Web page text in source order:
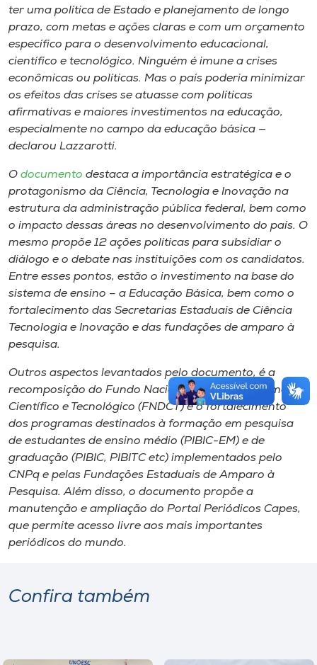
ter uma política de Estado e planejamento de longo
prazo, com metas e ações claras e com um orçamento
específico para o desenvolvimento educacional,
científico e tecnológico. Ninguém é imune a crises
econômicas ou políticas. Mas o país poderia minimizar
os efeitos das crises se atuasse com políticas
afirmativas e maiores investimentos na educação,
especialmente no campo da educação básica —
declarou Lazzarotti.
O documento destaca a importância estratégica e o
protagonismo da Ciência, Tecnologia e Inovação na
estrutura da administração pública federal, bem como
o impacto dessas áreas no desenvolvimento do país. O
mesmo propõe 12 ações políticas para subsidiar o
diálogo e o debate nas instituições com os candidatos.
Entre esses pontos, estão o investimento na base do
sistema de ensino – a Educação Básica, bem como o
fortalecimento das Secretarias Estaduais de Ciência
Tecnologia e Inovação e das fundações de amparo à
pesquisa.
Outros aspectos levantados pelo documento, é a
recomposição do Fundo Nacional de Desenvolvimento
Científico e Tecnológico (FNDCT) e o fortalecimento
dos programas destinados à formação em pesquisa
de estudantes de ensino médio (PIBIC-EM) e de
graduação (PIBIC, PIBITC etc) implementados pelo
CNPq e pelas Fundações Estaduais de Amparo à
Pesquisa. Além disso, o documento propõe a
manutenção e ampliação do Portal Periódicos Capes,
que permite acesso livre aos mais importantes
periódicos do mundo.
Confira também